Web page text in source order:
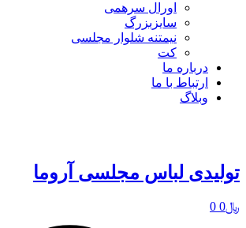
اورال سرهمی
سایزبزرگ
نیمتنه شلوار مجلسی
کت
درباره ما
ارتباط با ما
وبلاگ
تولیدی لباس مجلسی آروما
﷼0
0